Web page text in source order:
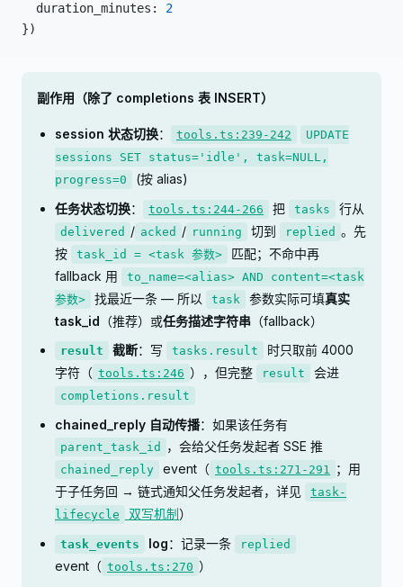
  duration_minutes:
2
})
副作用（除了 completions 表 INSERT）
session 状态切换： tools.ts:239-242
UPDATE
sessions SET status='idle', task=NULL,
progress=0
(按 alias)
任务状态切换： tools.ts:244-266 把 tasks 行从
delivered / acked / running 切到 replied 。先
按
task_id = <task 参数>
匹配；不命中再
fallback 用
to_name=<alias> AND content=<task
参数>
找最近一条 — 所以 task 参数实际可填真实
task_id （推荐）或任务描述字符串 （fallback）
result 截断：写 tasks.result
时只取前 4000
字符（ tools.ts:246 ），但完整 result 会进
completions.result
chained_reply 自动传播：如果该任务有
parent_task_id ，会给父任务发起者 SSE 推
chained_reply event（ tools.ts:271-291 ；用
于子任务回 → 链式通知父任务发起者，详见
task-
lifecycle
双写机制）
task_events log：记录一条 replied
event（ tools.ts:270 ）